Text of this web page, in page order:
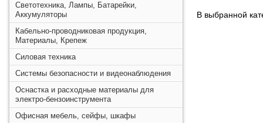
Светотехника, Лампы, Батарейки,
Аккумуляторы
Кабельно-проводниковая продукция,
Материалы, Крепеж
Силовая техника
Системы безопасности и видеонаблюдения
Оснастка и расходные материалы для
электро-бензоинструмента
Офисная мебель, сейфы, шкафы
В выбранной